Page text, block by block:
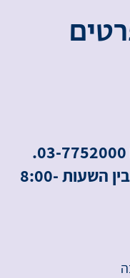
רטים
שעות הפעילות: ימים א'-ה' בין השעות 8:00-